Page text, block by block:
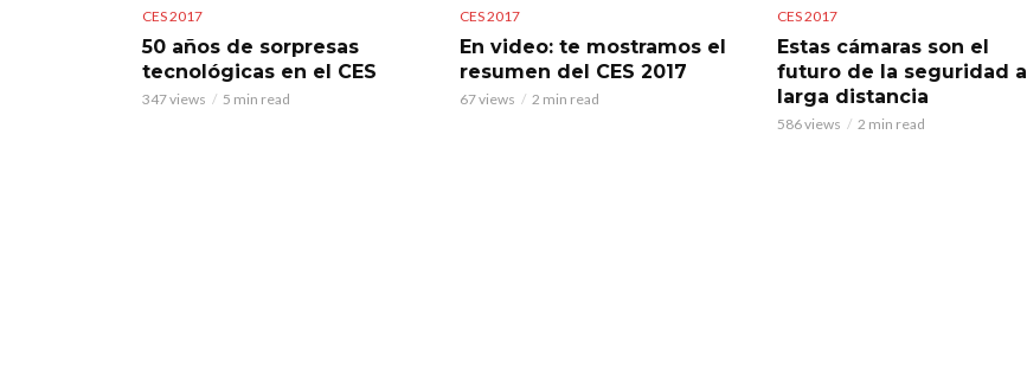
CES 2017
50 años de sorpresas
tecnológicas en el CES
347 views 5 min read
CES 2017
En video: te mostramos el
resumen del CES 2017
67 views 2 min read
CES 2017
Estas cámaras son el
futuro de la seguridad a
larga distancia
586 views 2 min read